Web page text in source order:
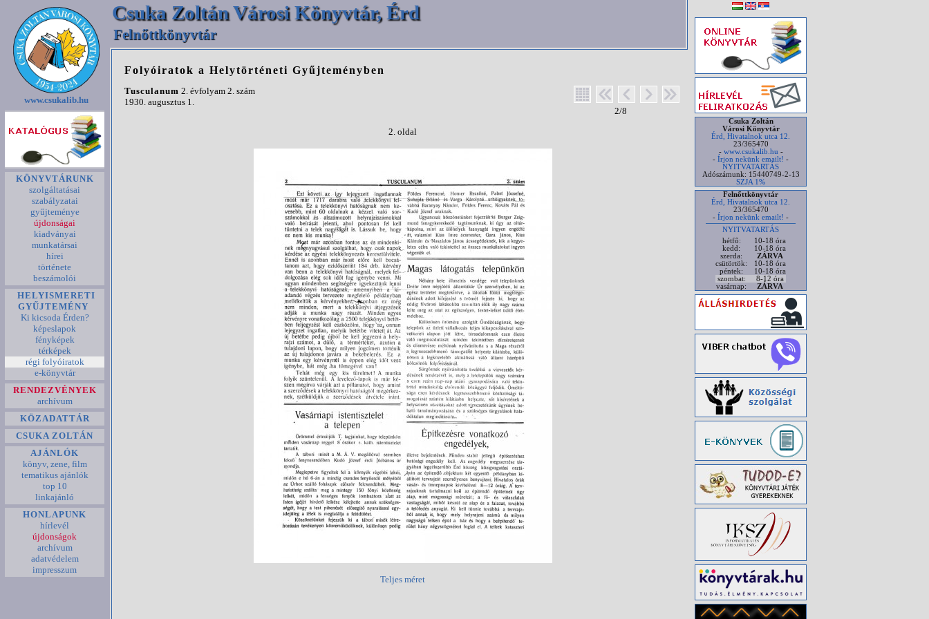
Csuka Zoltán Városi Könyvtár, Érd
Felnőttkönyvtár
www.csukalib.hu
KÖNYVTÁRUNK
szolgáltatásai
szabályzatai
gyűjteménye
újdonságai
kiadványai
munkatársai
hírei
története
beszámolói
HELYISMERETI
GYŰJTEMÉNY
Ki kicsoda Érden?
képeslapok
fényképek
térképek
régi folyóiratok
e-könyvtár
RENDEZVÉNYEK
archívum
KÖZADATTÁR
CSUKA ZOLTÁN
AJÁNLÓK
könyv, zene, film
tematikus ajánlók
top 10
linkajánló
HONLAPUNK
hírlevél
újdonságok
archívum
adatvédelem
impresszum
Folyóiratok a Helytörténeti Gyűjteményben
Tusculanum 2. évfolyam 2. szám
1930. augusztus 1.
2/8
2. oldal
Teljes méret
Csuka Zoltán
Városi Könyvtár
Érd, Hivatalnok utca 12.
23/365470
- www.csukalib.hu -
- Írjon nekünk emailt! -
NYITVATARTÁS
Adószámunk: 15440749-2-13
SZJA 1%
Felnőttkönyvtár
Érd, Hivatalnok utca 12.
23/365470
- Írjon nekünk emailt! -
NYITVATARTÁS
hétfő:
10-18 óra
kedd:
10-18 óra
szerda:
ZÁRVA
csütörtök:
10-18 óra
péntek:
10-18 óra
szombat:
8-12 óra
vasárnap:
ZÁRVA